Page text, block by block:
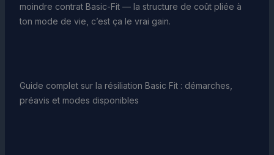
moindre contrat Basic-Fit — la structure de coût pliée à
ton mode de vie, c’est ça le vrai gain.
Guide complet sur la résiliation Basic Fit : démarches,
préavis et modes disponibles